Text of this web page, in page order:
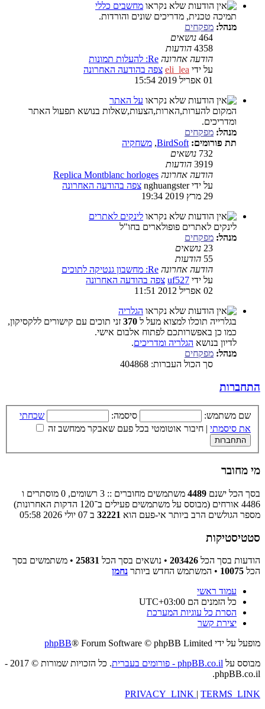
מחשבים כללי
תמיכה טכנית, מדריכים שונים והורדות.
מנהל: מפקחים
464 נושאים
4358 הודעות
הודעה אחרונה Re: להעלות תמונות
על ידי eli_lea צפה בהודעה האחרונה
01 אפריל 2019 15:54
על האתר
המקום להערות,הארות,הצעות,שאלות בנושא תפעול האתר
ומדריכים.
מנהל: מפקחים
תת פורומים: BirdSoft
, משחקיה
732 נושאים
3919 הודעות
הודעה אחרונה Replica Montblanc horloges
על ידיnghuangster צפה בהודעה האחרונה
29 מרץ 2019 19:34
לינקים לאתרים
לינקים לאתרים פופולארים בחו"ל
מנהל: מפקחים
23 נושאים
55 הודעות
הודעה אחרונה Re: מחשבון גנטיקה לתוכים
על ידי uf527 צפה בהודעה האחרונה
02 אפריל 2012 11:51
הגלריה
בגלרייה תוכלו למצוא מעל ל 370 זני תוכים עם קישורים ללקסיקון,
כמו כן באפשרותכם לפתוח אלבום אישי.
לדיון בנושא הגלריה ומדריכים.
מנהל: מפקחים
סך הכול העברות: 404868
התחברות
שם משתמש: סיסמה:
שכחתי
את סיסמתי | חיבור אוטומטי בכל פעם שאבקר ממחשב זה
מי מחובר
בסך הכל ישנם 4489
משתמשים מחוברים :: 3 רשומים, 0 מוסתרים ו
4486 אורחים (מבוסס על משתמשים פעילים ב־120 הדקות האחרונות)
מספר הגולשים הרב ביותר אי-פעם הוא 32221 ב 07 יולי 2026 05:58
סטטיסטיקות
הודעות בסך הכל 203426 • נושאים בסך הכל 25831 • משתמשים בסך
הכל 10075 • המשתמש החדש ביותר נחמן
עמוד ראשי
כל הזמנים הם UTC+03:00
הסרת כל עוגיות המערכת
יצירת קשר
מופעל על ידי
phpBB® Forum Software © phpBB Limited
מבוסס על phpBB.co.il - פורומים בעברית
. כל הזכויות שמורות © 2017 -
phpBB.co.il.
PRIVACY_LINK | TERMS_LINK